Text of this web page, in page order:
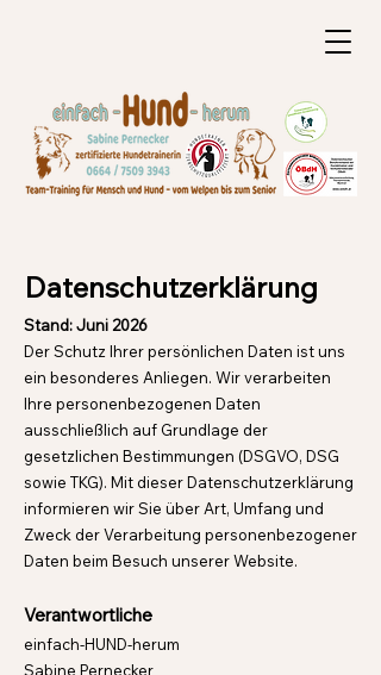
Datenschutzerklärung
Stand: Juni 2026
Der Schutz Ihrer persönlichen Daten ist uns
ein besonderes Anliegen. Wir verarbeiten
Ihre personenbezogenen Daten
ausschließlich auf Grundlage der
gesetzlichen Bestimmungen (DSGVO, DSG
sowie TKG). Mit dieser Datenschutzerklärung
informieren wir Sie über Art, Umfang und
Zweck der Verarbeitung personenbezogener
Daten beim Besuch unserer Website.
Verantwortliche
einfach-HUND-herum
Sabine Pernecker